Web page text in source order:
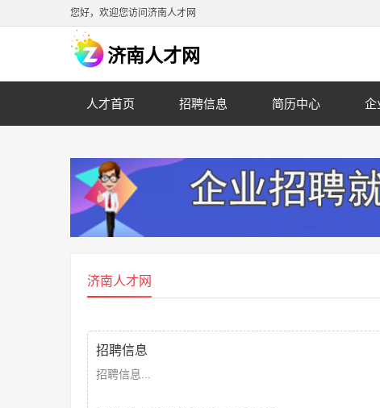
您好，欢迎您访问济南人才网
济南人才网
人才首页 招聘信息 简历中心 企
济南人才网
招聘信息
招聘信息...